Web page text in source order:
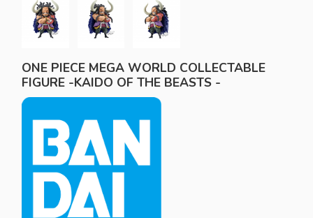
ONE PIECE MEGA WORLD COLLECTABLE
FIGURE -KAIDO OF THE BEASTS -